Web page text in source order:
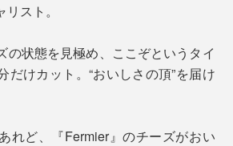
スト。
の状態を見極め、ここぞというタイ
だけカット。“おいしさの頂”を届け
れど、『Fermier』のチーズがおい